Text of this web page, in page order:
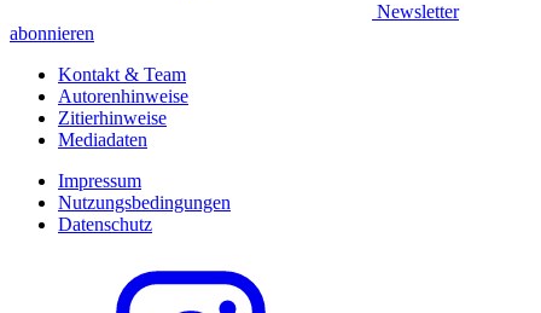
Newsletter
abonnieren
Kontakt & Team
Autorenhinweise
Zitierhinweise
Mediadaten
Impressum
Nutzungsbedingungen
Datenschutz